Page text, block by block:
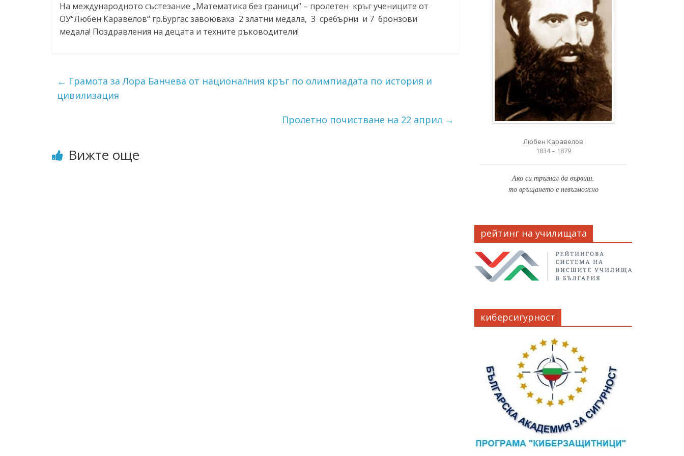
ресурси (ЦРЧР)
На международното състезание „Математика без граници“ – пролетен кръг учениците от
ОУ“Любен Каравелов“ гр.Бургас завоюваха 2 златни медала, 3 сребърни и 7 бронзови
медала! Поздравления на децата и техните ръководители!
← Грамота за Лора Банчева от националния кръг по олимпиадата по история и
цивилизация
Пролетно почистване на 22 април →
Вижте още
Любен Каравелов
1834 – 1879
Ако си тръгнал да вървиш,
то връщането е невъзможно
рейтинг на училищата
киберсигурност